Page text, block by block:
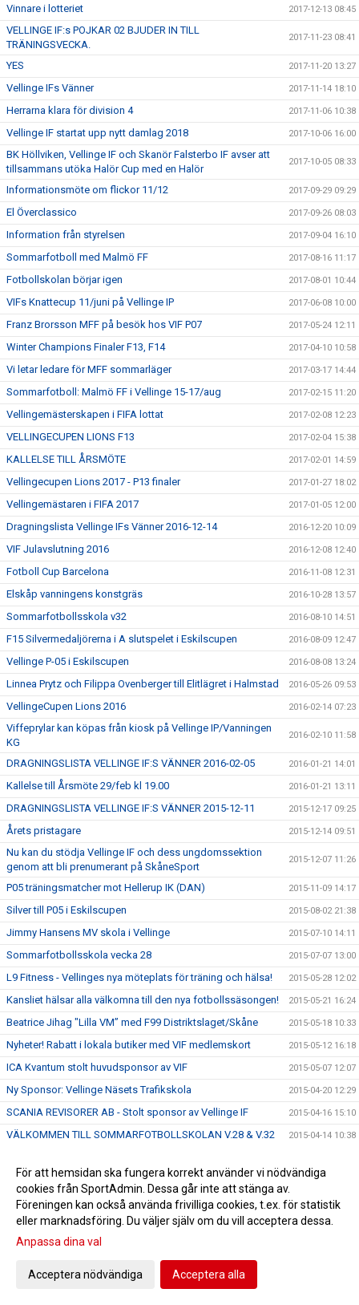
Vinnare i lotteriet 2017-12-13 08:45
VELLINGE IF:s POJKAR 02 BJUDER IN TILL
TRÄNINGSVECKA.
2017-11-23 08:41
YES 2017-11-20 13:27
Vellinge IFs Vänner 2017-11-14 18:10
Herrarna klara för division 4 2017-11-06 10:38
Vellinge IF startat upp nytt damlag 2018 2017-10-06 16:00
BK Höllviken, Vellinge IF och Skanör Falsterbo IF avser att
tillsammans utöka Halör Cup med en Halör
2017-10-05 08:33
Informationsmöte om flickor 11/12 2017-09-29 09:29
El Överclassico 2017-09-26 08:03
Information från styrelsen 2017-09-04 16:10
Sommarfotboll med Malmö FF 2017-08-16 11:17
Fotbollskolan börjar igen 2017-08-01 10:44
VIFs Knattecup 11/juni på Vellinge IP 2017-06-08 10:00
Franz Brorsson MFF på besök hos VIF P07 2017-05-24 12:11
Winter Champions Finaler F13, F14 2017-04-10 10:58
Vi letar ledare för MFF sommarläger 2017-03-17 14:44
Sommarfotboll: Malmö FF i Vellinge 15-17/aug 2017-02-15 11:20
Vellingemästerskapen i FIFA lottat 2017-02-08 12:23
VELLINGECUPEN LIONS F13 2017-02-04 15:38
KALLELSE TILL ÅRSMÖTE 2017-02-01 14:59
Vellingecupen Lions 2017 - P13 finaler 2017-01-27 18:02
Vellingemästaren i FIFA 2017 2017-01-05 12:00
Dragningslista Vellinge IFs Vänner 2016-12-14 2016-12-20 10:09
VIF Julavslutning 2016 2016-12-08 12:40
Fotboll Cup Barcelona 2016-11-08 12:31
Elskåp vanningens konstgräs 2016-10-28 13:57
Sommarfotbollsskola v32 2016-08-10 14:51
F15 Silvermedaljörerna i A slutspelet i Eskilscupen 2016-08-09 12:47
Vellinge P-05 i Eskilscupen 2016-08-08 13:24
Linnea Prytz och Filippa Ovenberger till Elitlägret i Halmstad 2016-05-26 09:53
VellingeCupen Lions 2016 2016-02-14 07:23
Viffeprylar kan köpas från kiosk på Vellinge IP/Vanningen
KG
2016-02-10 11:58
DRAGNINGSLISTA VELLINGE IF:S VÄNNER 2016-02-05 2016-01-21 14:01
Kallelse till Årsmöte 29/feb kl 19.00 2016-01-21 13:11
DRAGNINGSLISTA VELLINGE IF:S VÄNNER 2015-12-11 2015-12-17 09:25
Årets pristagare 2015-12-14 09:51
Nu kan du stödja Vellinge IF och dess ungdomssektion
genom att bli prenumerant på SkåneSport
2015-12-07 11:26
P05 träningsmatcher mot Hellerup IK (DAN) 2015-11-09 14:17
Silver till P05 i Eskilscupen 2015-08-02 21:38
Jimmy Hansens MV skola i Vellinge 2015-07-10 14:11
Sommarfotbollsskola vecka 28 2015-07-07 13:00
L9 Fitness - Vellinges nya möteplats för träning och hälsa! 2015-05-28 12:02
Kansliet hälsar alla välkomna till den nya fotbollssäsongen! 2015-05-21 16:24
Beatrice Jihag "Lilla VM” med F99 Distriktslaget/Skåne 2015-05-18 10:33
Nyheter! Rabatt i lokala butiker med VIF medlemskort 2015-05-12 16:18
ICA Kvantum stolt huvudsponsor av VIF 2015-05-07 12:07
Ny Sponsor: Vellinge Näsets Trafikskola 2015-04-20 12:29
SCANIA REVISORER AB - Stolt sponsor av Vellinge IF 2015-04-16 15:10
VÄLKOMMEN TILL SOMMARFOTBOLLSKOLAN V.28 & V.32 2015-04-14 10:38
Bilder från P08 minicup 29/mars 2015-03-30 13:29
Skåne VM avslutat för P:05:s 2015-03-24 11:06
Föreläsning Mental träning – bättre självförtroende 2015-03-17 15:18
ÅRS-DRAGNINGSLISTA VELLINGE IF:S VÄNNER 2015-03-07
Anmälan till Knatteturnering öppnad!
För att hemsidan ska fungera korrekt använder vi nödvändiga
cookies från SportAdmin. Dessa går inte att stänga av.
Föreningen kan också använda frivilliga cookies, t.ex. för statistik
eller marknadsföring. Du väljer själv om du vill acceptera dessa.
Anpassa dina val
Acceptera nödvändiga Acceptera alla